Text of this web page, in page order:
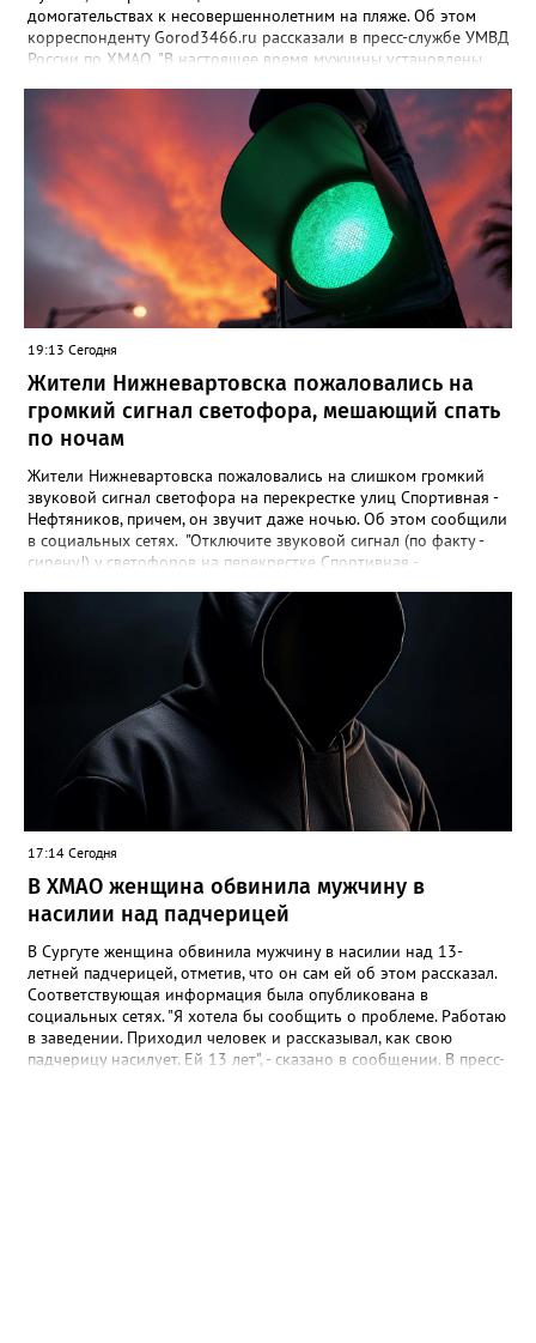
домогательствах к несовершеннолетним на пляже. Об этом
корреспонденту Gorod3466.ru рассказали в пресс-службе УМВД
России по ХМАО. "В настоящее время мужчины установлены.
правонарушения пока не подтверждается", - заявили в пресс-
службе ведомства. Ранее Gorod3466.ru сообщал, что жители
Нижневартовска рассказывали в соцсетях, что на озере
Молодежное заметили двух пьяных мужчин, которые
домогались до несовершеннолетних девочек.
19:13 Сегодня
Жители Нижневартовска пожаловались на
громкий сигнал светофора, мешающий спать
по ночам
Жители Нижневартовска пожаловались на слишком громкий
звуковой сигнал светофора на перекрестке улиц Спортивная -
Нефтяников, причем, он звучит даже ночью. Об этом сообщили
в социальных сетях. "Отключите звуковой сигнал (по факту -
сирену!) у светофоров на перекрестке Спортивная -
врубается на ночь! Он мешает спать жителям всех
близлежащих домов! Мало нам по ночам шума от питбайкеров
и авто, чтобы еще из-за вашей свистелки страдать", - сказано в
сообщении. В МБУ "Управление по дорожному хозяйству и
благоустройству" Нижневартовска корреспонденту
Gorod3466.ru сообщили, что звуковые оповещатели на
светофорных объектах оборудованы в соответствии с ГОСТ,
при согласовании с обществом слепых. "Их наличие строго
контролируется прокуратурой. В ночное время они не
работают. Корректировка громкости проводится по мере
возможности", - подчеркнули в учреждении.
17:14 Сегодня
В ХМАО женщина обвинила мужчину в
насилии над падчерицей
В Сургуте женщина обвинила мужчину в насилии над 13-
летней падчерицей, отметив, что он сам ей об этом рассказал.
Соответствующая информация была опубликована в
социальных сетях. "Я хотела бы сообщить о проблеме. Работаю
в заведении. Приходил человек и рассказывал, как свою
падчерицу насилует. Ей 13 лет", - сказано в сообщении. В пресс-